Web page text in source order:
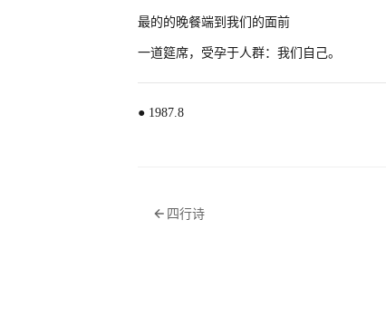
最的的晚餐端到我们的面前
一道筵席，受孕于人群：我们自己。
● 1987.8
四行诗